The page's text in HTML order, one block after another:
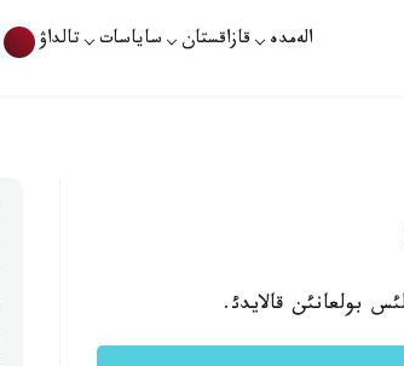
الەمدە قازاقستان ساياسات تالداۋ